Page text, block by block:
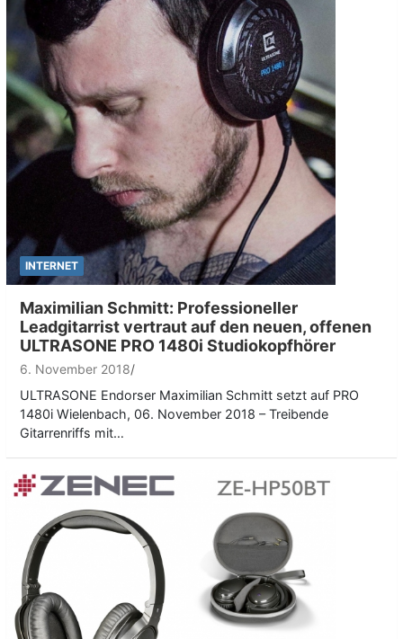
INTERNET
Maximilian Schmitt: Professioneller
Leadgitarrist vertraut auf den neuen, offenen
ULTRASONE PRO 1480i Studiokopfhörer
6. November 2018
ULTRASONE Endorser Maximilian Schmitt setzt auf PRO
1480i Wielenbach, 06. November 2018 – Treibende
Gitarrenriffs mit…